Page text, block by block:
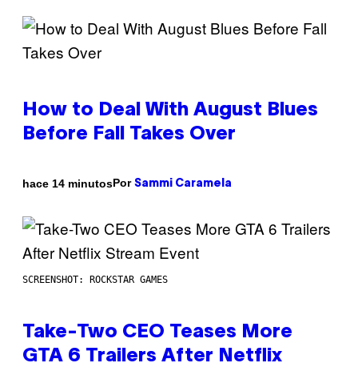
How to Deal With August Blues
Before Fall Takes Over
hace 14 minutosPor Sammi Caramela
SCREENSHOT: ROCKSTAR GAMES
Take-Two CEO Teases More
GTA 6 Trailers After Netflix